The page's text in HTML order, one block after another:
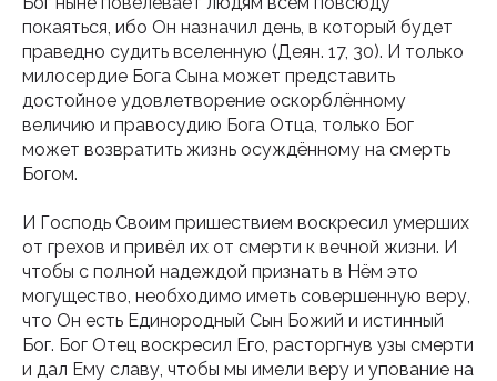
покаяться, ибо Он назначил день, в который будет
праведно судить вселенную (Деян. 17, 30). И только
милосердие Бога Сына может представить
достойное удовлетворение оскорблённому
величию и правосудию Бога Отца, только Бог
может возвратить жизнь осуждённому на смерть
Богом.
И Господь Своим пришествием воскресил умерших
от грехов и привёл их от смерти к вечной жизни. И
чтобы с полной надеждой признать в Нём это
могущество, необходимо иметь совершенную веру,
что Он есть Единородный Сын Божий и истинный
Бог. Бог Отец воскресил Его, расторгнув узы смерти
и дал Ему славу, чтобы мы имели веру и упование на